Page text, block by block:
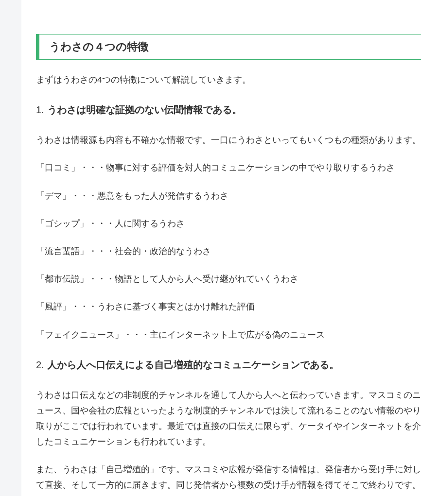
うわさの４つの特徴
まずはうわさの4つの特徴について解説していきます。
1. うわさは明確な証拠のない伝聞情報である。
うわさは情報源も内容も不確かな情報です。一口にうわさといってもいくつもの種類があります。
「口コミ」・・・物事に対する評価を対人的コミュニケーションの中でやり取りするうわさ
「デマ」・・・悪意をもった人が発信するうわさ
「ゴシップ」・・・人に関するうわさ
「流言蜚語」・・・社会的・政治的なうわさ
「都市伝説」・・・物語として人から人へ受け継がれていくうわさ
「風評」・・・うわさに基づく事実とはかけ離れた評価
「フェイクニュース」・・・主にインターネット上で広がる偽のニュース
2. 人から人へ口伝えによる自己増殖的なコミュニケーションである。
うわさは口伝えなどの非制度的チャンネルを通して人から人へと伝わっていきます。マスコミのニ
ュース、国や会社の広報といったような制度的チャンネルでは決して流れることのない情報のやり
取りがここでは行われています。最近では直接の口伝えに限らず、ケータイやインターネットを介
したコミュニケーションも行われています。
また、うわさは「自己増殖的」です。マスコミや広報が発信する情報は、発信者から受け手に対し
て直接、そして一方的に届きます。同じ発信者から複数の受け手が情報を得てそこで終わりです。